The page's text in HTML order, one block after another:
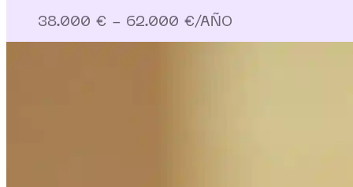
38.000 € - 62.000 €/AÑO